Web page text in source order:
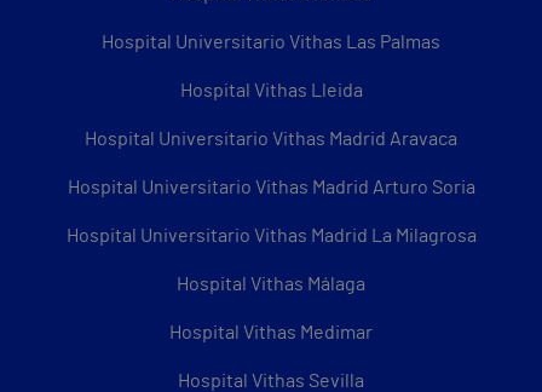
Hospital Universitario Vithas Las Palmas
Hospital Vithas Lleida
Hospital Universitario Vithas Madrid Aravaca
Hospital Universitario Vithas Madrid Arturo Soria
Hospital Universitario Vithas Madrid La Milagrosa
Hospital Vithas Málaga
Hospital Vithas Medimar
Hospital Vithas Sevilla